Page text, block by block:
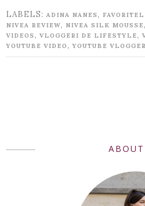
LABELS: ADINA NANES ,
NIVEA REVIEW, NIVEA SILK MOUSSE ,
VIDEOS , VLOGGERI DE LIFESTYLE ,
YOUTUBE VIDEO , YOUTUBE VLOGGER